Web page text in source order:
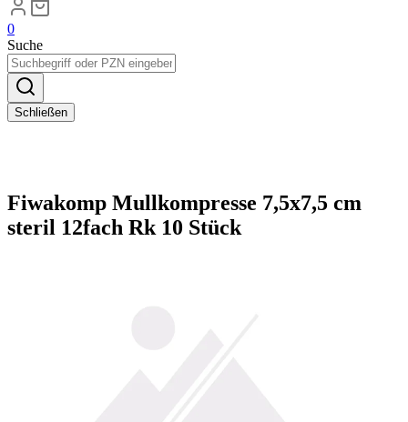
0
Suche
Schließen
Fiwakomp Mullkompresse 7,5x7,5 cm
steril 12fach Rk 10 Stück